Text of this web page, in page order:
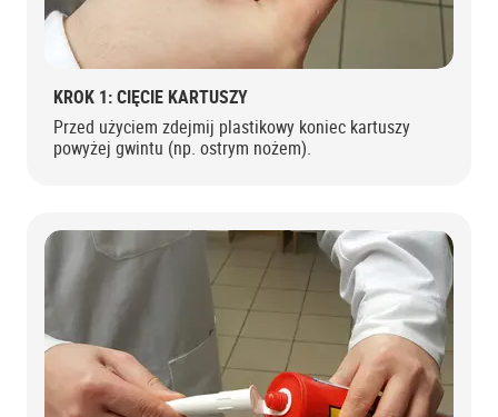
KROK 1: CIĘCIE KARTUSZY
Przed użyciem zdejmij plastikowy koniec kartuszy
powyżej gwintu (np. ostrym nożem).